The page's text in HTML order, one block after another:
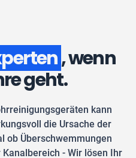
, wenn
geht.
kann
die Ursache der
ob Überschwemmungen
- Wir lösen Ihr